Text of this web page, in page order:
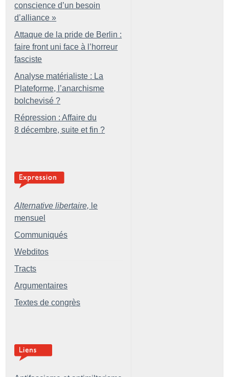
conscience d’un besoin
d’alliance »
Attaque de la pride de Berlin :
faire front uni face à l’horreur
fasciste
Analyse matérialiste : La
Plateforme, l’anarchisme
bolchevisé ?
Répression : Affaire du
8 décembre, suite et fin ?
Alternative libertaire, le
mensuel
Communiqués
Webditos
Tracts
Argumentaires
Textes de congrès